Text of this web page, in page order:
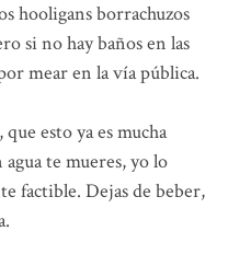
hooligans borrachuzos
si no hay baños en las
mear en la vía pública.
esto ya es mucha
te mueres, yo lo
factible. Dejas de beber,